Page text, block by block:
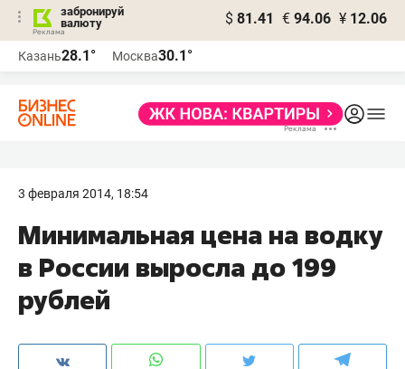
забронируй
валюту
$ 81.41 € 94.06 ¥ 12.06
Казань28.1° Москва30.1°
3 февраля 2014, 18:54
Минимальная цена на водку
в России выросла до 199
рублей